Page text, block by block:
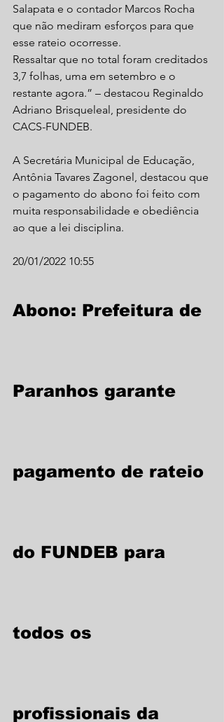
Salapata e o contador Marcos Rocha
que não mediram esforços para que
esse rateio ocorresse.
Ressaltar que no total foram creditados
3,7 folhas, uma em setembro e o
restante agora.” – destacou Reginaldo
Adriano Brisqueleal, presidente do
CACS-FUNDEB.
A Secretária Municipal de Educação,
Antônia Tavares Zagonel, destacou que
o pagamento do abono foi feito com
muita responsabilidade e obediência
ao que a lei disciplina.
20/01/2022 10:55
Abono: Prefeitura de
Paranhos garante
pagamento de rateio
do FUNDEB para
todos os
profissionais da